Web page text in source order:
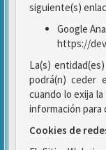
siguiente(s)
Google
https://
La(s)
podrá(n) ceder
cuando lo exija
información para
Cookies de